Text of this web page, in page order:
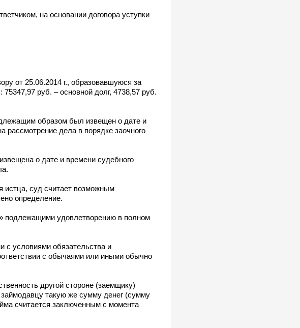
на основании договора уступки
от 25.06.2014 г., образовавшуюся за
75347,97 руб. – основной долг, 4738,57 руб.
образом был извещен о дате и
рассмотрение дела в порядке заочного
о дате и времени судебного
истца, суд считает возможным
определение.
подлежащими удовлетворению в полном
с условиями обязательства и
с обычаями или иными обычно
другой стороне (заемщику)
такую же сумму денег (сумму
считается заключенным с момента